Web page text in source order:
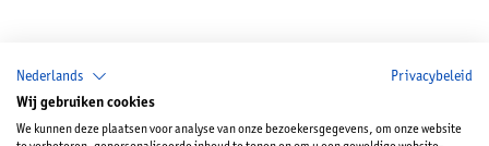
Nederlands Privacybeleid
Wij gebruiken cookies
We kunnen deze plaatsen voor analyse van onze bezoekersgegevens, om onze website